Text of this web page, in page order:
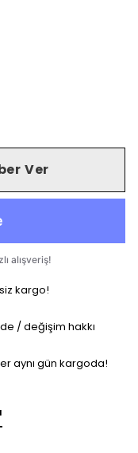
Ver
kargo!
/ değişim hakkı
aynı gün kargoda!